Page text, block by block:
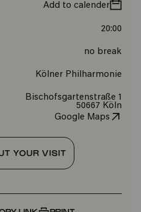
Add to calender
20:00
no break
Kölner Philharmonie
Bischofsgartenstraße 1
50667 Köln
Google Maps
YOUR VISIT